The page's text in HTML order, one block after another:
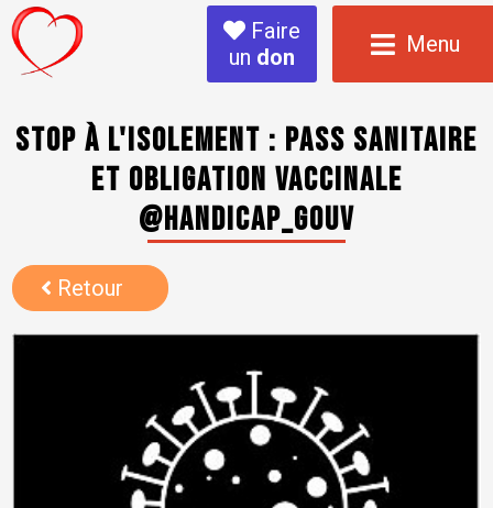
Faire
un don Menu
Stop à l'Isolement : Pass sanitaire
et obligation vaccinale
@handicap_gouv
Retour